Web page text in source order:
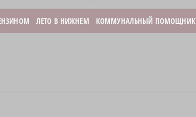
ЛЕТО В НИЖНЕМ КОММУНАЛЬНЫЙ ПОМОЩНИК